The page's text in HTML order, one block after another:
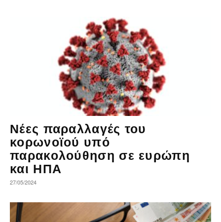
Νέες παραλλαγές του
κορωνοϊού υπό
παρακολούθηση σε ευρώπη
και ΗΠΑ
27/05/2024